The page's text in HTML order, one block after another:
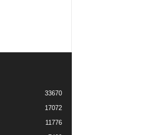
33670
17072
11776